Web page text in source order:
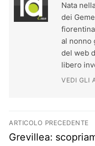
Nata
dei
al nonno
del web
libero
VEDI GLI
ARTICOLO PRECEDENTE
Previous post:
Grevillea: